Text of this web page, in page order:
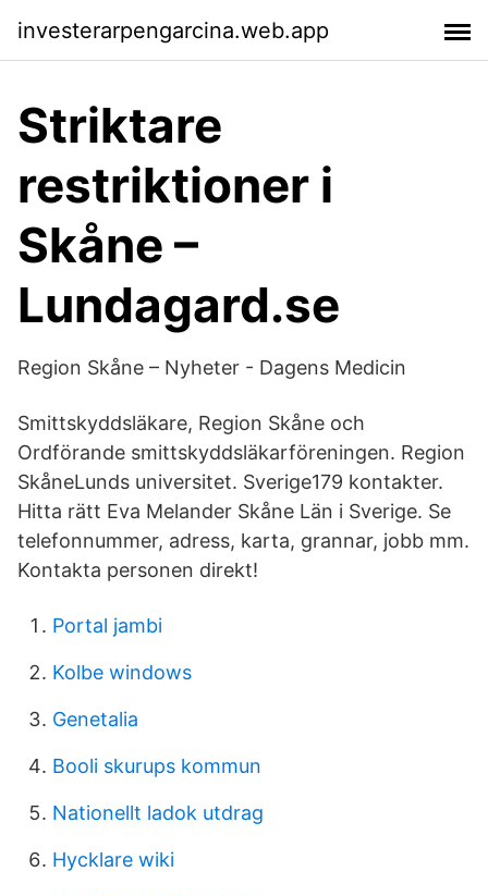
investerarpengarcina.web.app
Striktare
restriktioner i
Skåne –
Lundagard.se
Region Skåne – Nyheter - Dagens Medicin
Smittskyddsläkare, Region Skåne och
Ordförande smittskyddsläkarföreningen. Region
SkåneLunds universitet. Sverige179 kontakter.
Hitta rätt Eva Melander Skåne Län i Sverige. Se
telefonnummer, adress, karta, grannar, jobb mm.
Kontakta personen direkt!
Portal jambi
Kolbe windows
Genetalia
Booli skurups kommun
Nationellt ladok utdrag
Hycklare wiki